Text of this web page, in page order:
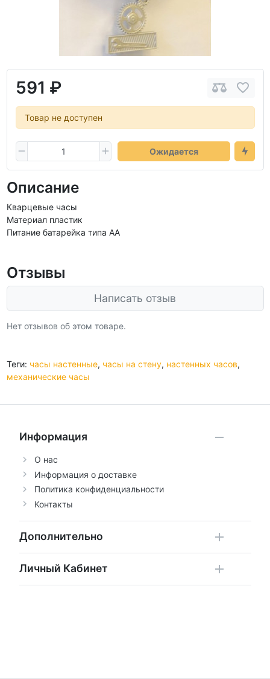
591 ₽
Товар не доступен
Ожидается
Описание
Кварцевые часы
Материал пластик
Питание батарейка типа АА
Отзывы
Написать отзыв
Нет отзывов об этом товаре.
Теги: часы настенные, часы на стену, настенных часов,
механические часы
Информация
О нас
Информация о доставке
Политика конфиденциальности
Контакты
Дополнительно
Личный Кабинет